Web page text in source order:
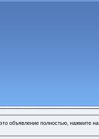
объявление полностью, нажмите